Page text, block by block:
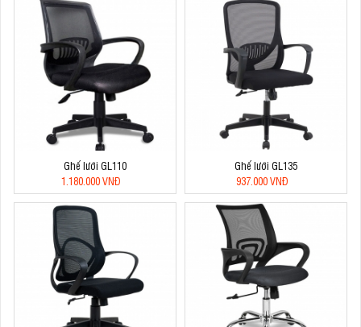
Ghế lưới GL110
1.180.000 VNĐ
Ghế lưới GL135
937.000 VNĐ